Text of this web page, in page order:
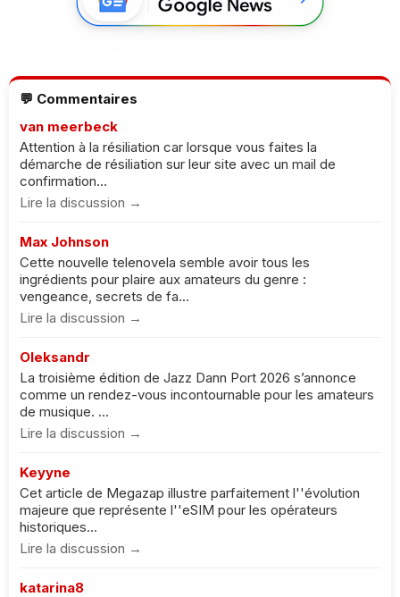
💬 Commentaires
van meerbeck
Attention à la résiliation car lorsque vous faites la
démarche de résiliation sur leur site avec un mail de
confirmation...
Lire la discussion →
Max Johnson
Cette nouvelle telenovela semble avoir tous les
ingrédients pour plaire aux amateurs du genre :
vengeance, secrets de fa...
Lire la discussion →
Oleksandr
La troisième édition de Jazz Dann Port 2026 s’annonce
comme un rendez-vous incontournable pour les amateurs
de musique. ...
Lire la discussion →
Keyyne
Cet article de Megazap illustre parfaitement l''évolution
majeure que représente l''eSIM pour les opérateurs
historiques...
Lire la discussion →
katarina8